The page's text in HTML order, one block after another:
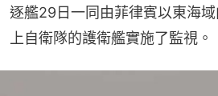
逐艦29日一同由菲律賓以東海
上自衛隊的護衛艦實施了監視。